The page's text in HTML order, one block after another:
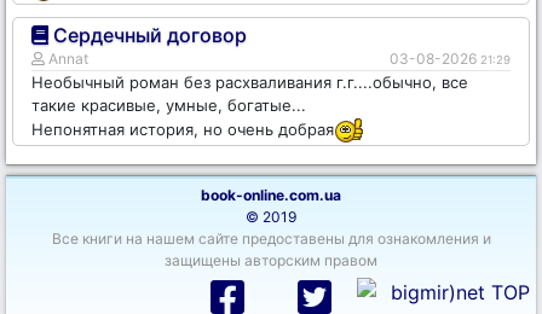
Сердечный договор
Annat 03-08-2026 21:29
Необычный роман без расхваливания г.г....обычно, все
такие красивые, умные, богатые...
Непонятная история, но очень добрая
book-online.com.ua
© 2019
Все книги на нашем сайте предоставены для ознакомления и
защищены авторским правом